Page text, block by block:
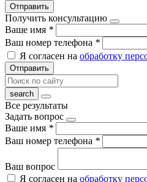
Отправить
Получить консультацию
Ваше имя *
Ваш номер телефона *
Я согласен на обработку
Отправить
Все результаты
Задать вопрос
Ваше имя *
Ваш номер телефона *
Ваш вопрос
Я согласен на обработку